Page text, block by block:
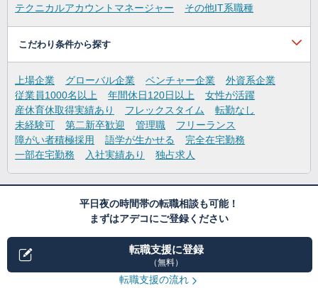
テクニカルアカウントマネージャー
その他IT系職種
こだわり条件から探す
上場企業 グローバル企業 ベンチャー企業
外資系企業
従業員1000名以上
年間休日120日以上
女性が活躍
産休育休取得実績あり
フレックスタイム
転勤なし
未経験可
第二新卒歓迎 管理職
フリーランス
障がい者積極採用
語学が生かせる
完全在宅勤務
一部在宅勤務
入社実績あり 独占求人
平日夜の時間帯の転職相談も可能！
まずはアデコにご登録ください
転職支援に登録
（無料）
転職支援の流れ